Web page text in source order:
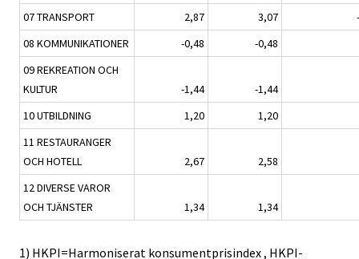
07 TRANSPORT
2,87 3,07
08 KOMMUNIKATIONER
-0,48
-0,48
09 REKREATION OCH
KULTUR
-1,44
-1,44
10 UTBILDNING
1,20
1,20
11 RESTAURANGER
OCH HOTELL
2,67
2,58
12 DIVERSE VAROR
OCH TJÄNSTER
1,34 1,34
1) HKPI=Harmoniserat konsumentprisindex , HKPI-